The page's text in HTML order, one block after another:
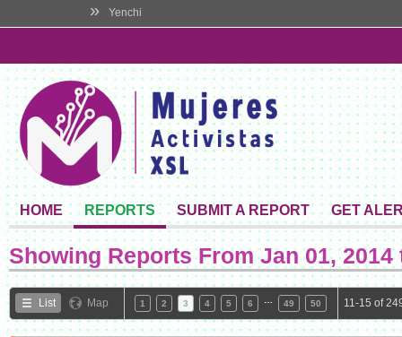
» Yenchi
HOME REPORTS SUBMIT A REPORT GET
Showing Reports FromJan 01, 2014
List Map 1 2 3 4 5 6 49 50 11-15 of